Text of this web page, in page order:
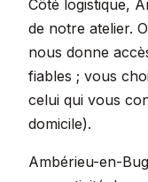
Côté logistique,
de notre atelier.
nous donne
fiables ; vous
celui qui vous
domicile).
Ambérieu-en-